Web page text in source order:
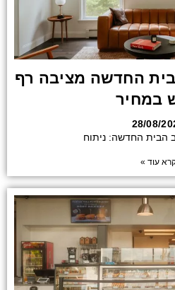
החדשה מציבה רף
במחיר
28/08/
הבית החדשה: ניתוח
עוד »